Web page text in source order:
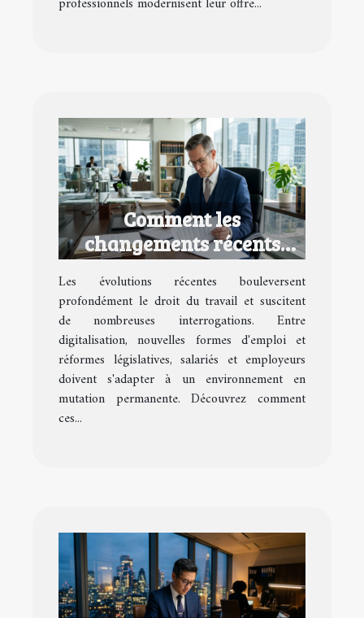
Comment les
changements récents
impactent-ils le droit du
travail ?
Les évolutions récentes bouleversent
profondément le droit du travail et suscitent
de nombreuses interrogations. Entre
digitalisation, nouvelles formes d'emploi et
réformes législatives, salariés et employeurs
doivent s'adapter à un environnement en
mutation permanente. Découvrez comment
ces...